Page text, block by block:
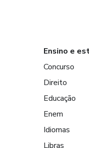
Ensino e
Concurso
Direito
Educação
Enem
Idiomas
Libras